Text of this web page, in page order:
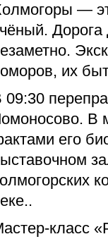
—
Дорога
их
09:30
В
его
класс